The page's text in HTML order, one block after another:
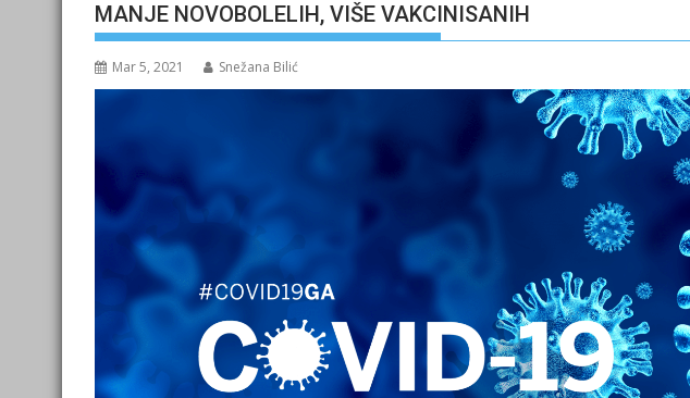
MANJE NOVOBOLELIH, VIŠE VAKCINISANIH
Mar 5, 2021 Snežana Bilić